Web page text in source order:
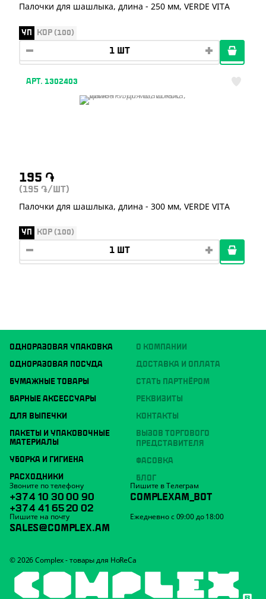
Палочки для шашлыка, длина - 250 мм, VERDE VITA
УП КОР (100)
АРТ. 1302403
195 ֏
(195 ֏ /ШТ)
Палочки для шашлыка, длина - 300 мм, VERDE VITA
УП КОР (100)
ОДНОРАЗОВАЯ УПАКОВКА
ОДНОРАЗОВАЯ ПОСУДА
БУМАЖНЫЕ ТОВАРЫ
БАРНЫЕ АКСЕССУАРЫ
ДЛЯ ВЫПЕЧКИ
ПАКЕТЫ И УПАКОВОЧНЫЕ
МАТЕРИАЛЫ
УБОРКА И ГИГИЕНА
РАСХОДНИКИ
О КОМПАНИИ
ДОСТАВКА И ОПЛАТА
СТАТЬ ПАРТНЁРОМ
РЕКВИЗИТЫ
КОНТАКТЫ
ВЫЗОВ ТОРГОВОГО
ПРЕДСТАВИТЕЛЯ
ФАСОВКА
БЛОГ
Звоните по телефону
+374 10 30 00 90
+374 41 65 20 02
Пишите в Телеграм
COMPLEXAM_BOT
Пишите на почту
SALES@COMPLEX.AM
Ежедневно с 09:00 до 18:00
© 2026 Complex - товары для HoReCa